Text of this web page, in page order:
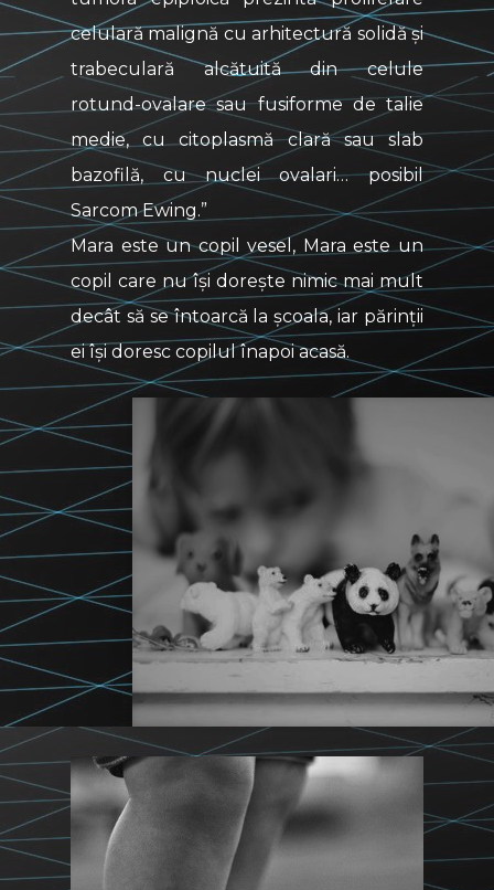
celulară malignă cu arhitectură solidă și
trabeculară alcătuită din celule
rotund-ovalare sau fusiforme de talie
medie, cu citoplasmă clară sau slab
bazofilă, cu nuclei ovalari… posibil
Sarcom Ewing.”
Mara este un copil vesel, Mara este un
copil care nu își dorește nimic mai mult
decât să se întoarcă la școala, iar părinții
ei își doresc copilul înapoi acasă.